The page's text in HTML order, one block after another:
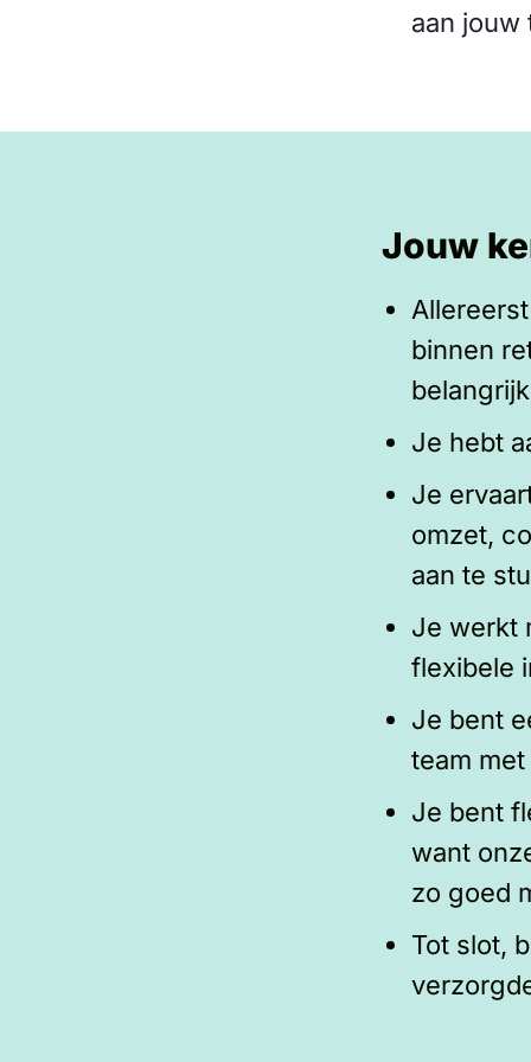
aan jouw
Jouw
binnen
Je hebt
Je
omzet,
aan te
Je werkt
flexibele
Je bent
team
Je bent
want
zo goed
Tot slot,